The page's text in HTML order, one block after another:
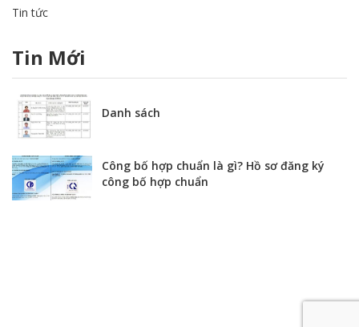
Tin tức
Tin Mới
Danh sách
Công bố hợp chuẩn là gì? Hồ sơ đăng ký
công bố hợp chuẩn